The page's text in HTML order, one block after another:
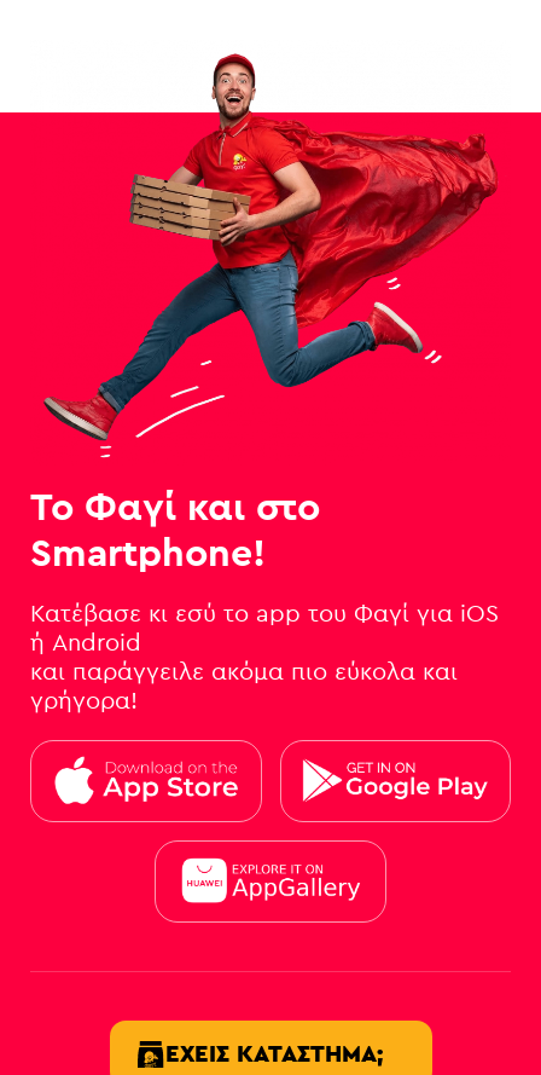
Το Φαγί και στο
Smartphone!
Κατέβασε κι εσύ το app του Φαγί για iOS
ή Android
και παράγγειλε ακόμα πιο εύκολα και
γρήγορα!
ΈΧΕΙΣ ΚΑΤΆΣΤΗΜΑ;